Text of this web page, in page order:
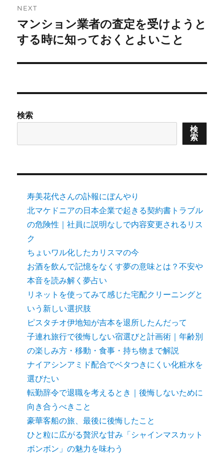
NEXT
Next
post:
マンション業者の査定を受けようと
する時に知っておくとよいこと
検索
検
索
寿美花代さんの訃報にぼんやり
北マケドニアの日本企業で起きる契約書トラブル
の危険性｜社員に説明なしで内容変更されるリス
ク
ちょいワル化したカリスマの今
お酒を飲んで記憶をなくす夢の意味とは？不安や
本音を読み解く夢占い
リネットを使ってみて感じた宅配クリーニングと
いう新しい選択肢
ピスタチオ伊地知が吉本を退所したんだって
子連れ旅行で後悔しない宿選びと計画術｜年齢別
の楽しみ方・移動・食事・持ち物まで解説
ナイアシンアミド配合でベタつきにくい化粧水を
選びたい
転勤辞令で退職を考えるとき｜後悔しないために
向き合うべきこと
豪華客船の旅、最後に後悔したこと
ひと粒に広がる贅沢な甘み「シャインマスカット
ボンボン」の魅力を味わう